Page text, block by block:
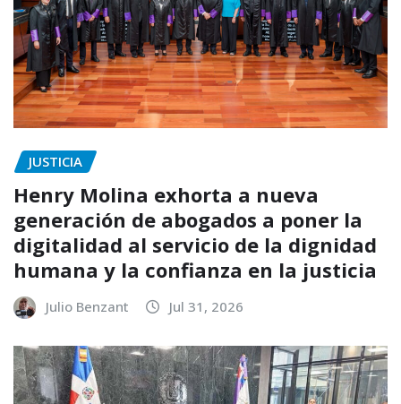
JUSTICIA
Henry Molina exhorta a nueva
generación de abogados a poner la
digitalidad al servicio de la dignidad
humana y la confianza en la justicia
Julio Benzant Jul 31, 2026